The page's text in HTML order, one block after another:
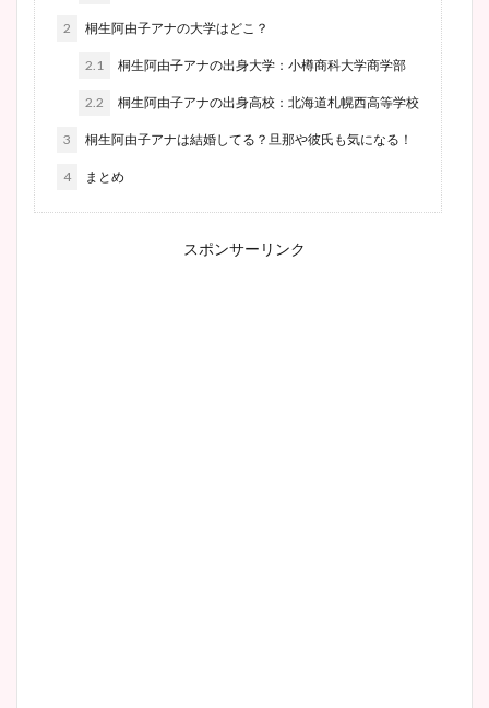
2 桐生阿由子アナの大学はどこ？
2.1 桐生阿由子アナの出身大学：小樽商科大学商学部
2.2 桐生阿由子アナの出身高校：北海道札幌西高等学校
3 桐生阿由子アナは結婚してる？旦那や彼氏も気になる！
4 まとめ
スポンサーリンク